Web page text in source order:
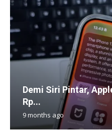
Demi Siri Pintar,
Rp...
9 months ago